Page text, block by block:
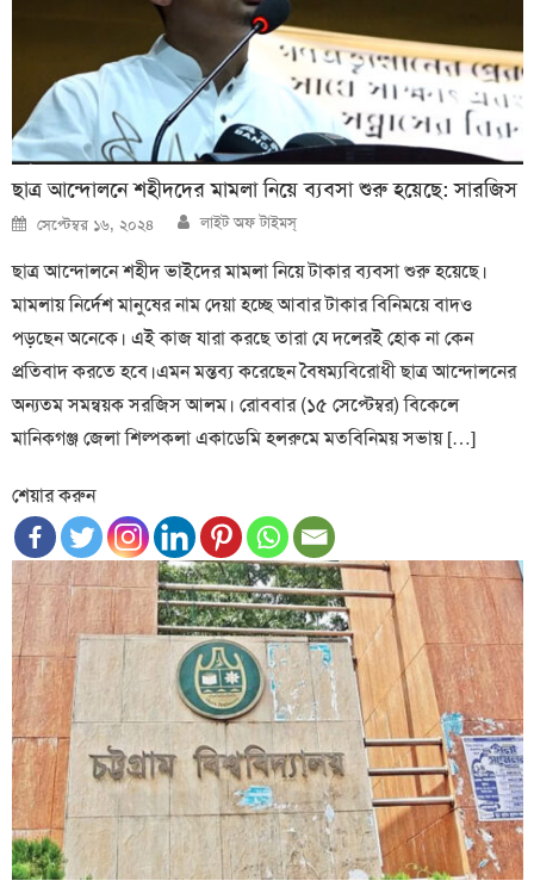
ছাত্র আন্দোলনে শহীদদের মামলা নিয়ে ব্যবসা শুরু হয়েছে: সারজিস
Posted
on
সেপ্টেম্বর ১৬, ২০২৪ Author
লাইট অফ টাইমস্
ছাত্র আন্দোলনে শহীদ ভাইদের মামলা নিয়ে টাকার ব্যবসা শুরু হয়েছে।
মামলায় নির্দেশ মানুষের নাম দেয়া হচ্ছে আবার টাকার বিনিময়ে বাদও
পড়ছেন অনেকে। এই কাজ যারা করছে তারা যে দলেরই হোক না কেন
প্রতিবাদ করতে হবে।এমন মন্তব্য করেছেন বৈষম্যবিরোধী ছাত্র আন্দোলনের
অন্যতম সমন্বয়ক সরজিস আলম। রোববার (১৫ সেপ্টেম্বর) বিকেলে
মানিকগঞ্জ জেলা শিল্পকলা একাডেমি হলরুমে মতবিনিময় সভায় […]
শেয়ার করুন